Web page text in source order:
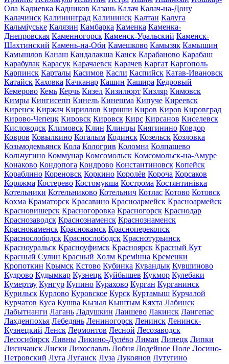
Ола Кадиевка Кадников Казань Калач Калач-на-Дону
Калачинск Калининград Калининск Калтан Калуга
Кальміуське Калязин Камбарка Каменка Каменка-
Днепровская Каменногорск Каменск-Уральский Каменск-
Шахтинский Камень-на-Оби Камешково Камызяк Камышин
Камышлов Канаш Кандалакша Канск Карабаново Карабаш
Карабулак Карасук Карачаевск Карачев Каргат Каргополь
Карпинск Карталы Касимов Касли Каспийск Катав-Ивановск
Катайск Каховка Качканар Кашин Кашира Кедровый
Кемерово Кемь Керчь Кизел Кизилюрт Кизляр Кимовск
Кимры Кингисепп Кинель Кинешма Кипуче Киреевск
Киренск Киржач Кириллов Кириши Киров Киров Кировград
Кирово-Чепецк Кировск Кировск Кирс Кирсанов Киселевск
Кисловодск Климовск Клин Клинцы Княгинино Ковдор
Ковров Ковылкино Когалым Кодинск Козельск Козловка
Козьмодемьянск Кола Кологрив Коломна Колпашево
Кольчугино Коммунар Комсомольск Комсомольск-на-Амуре
Конаково Кондопога Кондрово Константиновск Копейск
Кораблино Кореновск Коркино Королёв Короча Корсаков
Коряжма Костерево Костомукша Кострома Костянтинівка
Котельники Котельниково Котельнич Котлас Котово Котовск
Кохма Краматорск Красавино Красноармейск Красноармейск
Красновишерск Красногоровка Красногорск Краснодар
Краснозаводск Краснознаменск Краснознаменск
Краснокаменск Краснокамск Красноперекопск
Краснослободск Краснослободск Краснотурьинск
Красноуральск Красноуфимск Красноярск Красный Кут
Красный Сулин Красный Холм Кремінна Кременки
Кропоткин Крымск Кстово Кубинка Кувандык Кувшиново
Кудрово Кудымкар Кузнецк Куйбышев Кукмор Кулебаки
Кумертау Кунгур Купино Курахово Курган Курганинск
Курильск Курлово Куровское Курск Куртамыш Курчалой
Курчатов Куса Кушва Кызыл Кыштым Кяхта Лабинск
Лабытнанги Лагань Ладушкин Лаишево Лакинск Лангепас
Лахденпохья Лебедянь Лениногорск Ленинск Ленинск-
Кузнецкий Ленск Лермонтов Лесной Лесозаводск
Лесосибирск Ливны Ликино-Дулёво Лиман Липецк Липки
Лисичанск Лиски Лихославль Лобня Лодейное Поле Лосино-
Петровский Луга Луганск Луза Лукоянов Лутугино